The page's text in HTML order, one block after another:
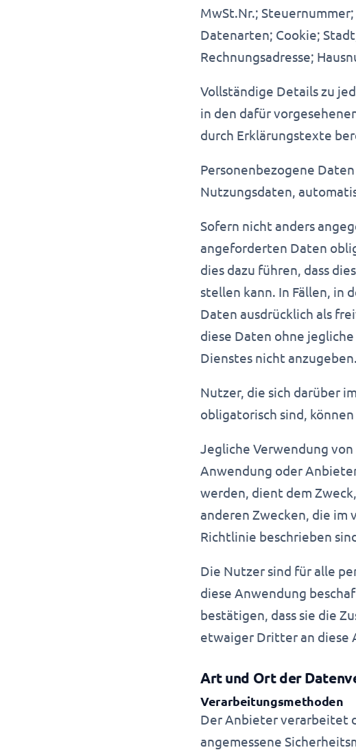
MwSt.Nr.;
Datenarten; Cookie;
Rechnungsadresse;
Vollständige Details zu
in den dafür
durch Erklärungstexte
Personenbezogene
Nutzungsdaten,
Sofern nicht anders
angeforderten Daten
dies dazu führen, dass
stellen kann. In Fällen, in
Daten ausdrücklich als
diese Daten ohne
Dienstes nicht anzugeben.
Nutzer, die sich darüber
obligatorisch sind,
Jegliche Verwendung von
Anwendung oder
werden, dient dem
anderen Zwecken, die im
Richtlinie beschrieben
Die Nutzer sind für alle
diese Anwendung
bestätigen, dass sie die
etwaiger Dritter an diese
Art und Ort der
Verarbeitungsmethoden
Der Anbieter verarbeitet
angemessene